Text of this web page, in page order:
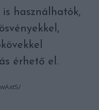
használhatók,
érhető el.